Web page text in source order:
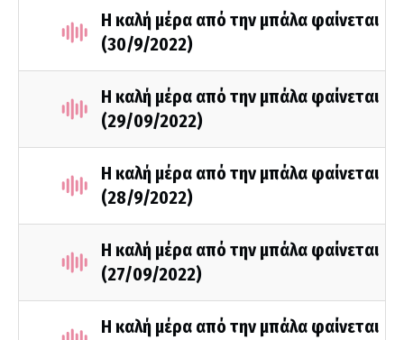
Η καλή μέρα από την μπάλα φαίνεται
(30/9/2022)
Η καλή μέρα από την μπάλα φαίνεται
(29/09/2022)
Η καλή μέρα από την μπάλα φαίνεται
(28/9/2022)
Η καλή μέρα από την μπάλα φαίνεται
(27/09/2022)
Η καλή μέρα από την μπάλα φαίνεται